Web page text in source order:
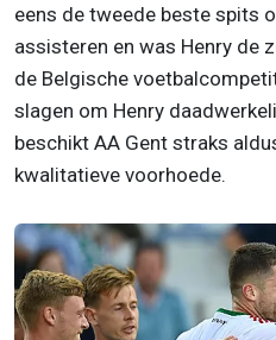
eens de tweede beste spits
assisteren en was Henry de
de Belgische
slagen om Henry
beschikt AA Gent straks
kwalitatieve voorhoede.